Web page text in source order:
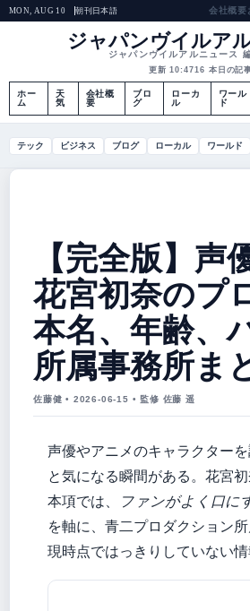
MON, AUG 10 朝刊 日本語 会社概要
ジャパンヴイルア
ジャパンヴイルアルニュース
更新 10:4716 本日の記
ホー
ム
天
気
会社概
要
ブロ
グ
ローカ
ル
ワール
ド
テック ビジネス ブログ ローカル ワールド
【完全版】声
花宮初奈のプ
本名、年齢、
所属事務所ま
佐藤健 • 2026-06-15 • 監修 佐藤 遥
声優やアニメのキャラクター
と気になる瞬間がある。花宮
本項では、
ファンがよく口に
を軸に、青二プロダクション
現時点ではっきりしていない情